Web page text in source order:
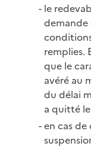
le
demande
remplies.
que le
avéré au
du délai
a quitté
en cas